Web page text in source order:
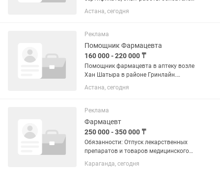
Нужен знающий, коммуникабельный,
вежливый, ответственный специалист.
Байтурсынова 14А (сзади дома возле
5...
Астана, сегодня
Реклама
Помощник Фармацевта
160 000 - 220 000 ₸
Помощник фармацевта в аптеку возле
Хан Шатыра в районе Гринлайн.
Внимательно смотрите график работы
пожалуйста. График работы 5/2, с 9.00-
товары курьером, 2....
Астана, сегодня
Реклама
Фармацевт
250 000 - 350 000 ₸
Обязанности: Отпуск лекарственных
препаратов и товаров медицинского
назначения Консультирование
покупателей по применению,
Караганда, сегодня